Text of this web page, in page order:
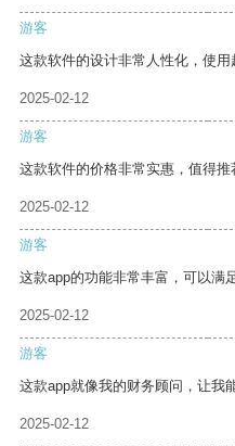
游客
这款软件的设计非常人性化，使用
2025-02-12
游客
这款软件的价格非常实惠，值得推
2025-02-12
游客
这款app的功能非常丰富，可以满
2025-02-12
游客
这款app就像我的财务顾问，让我
2025-02-12